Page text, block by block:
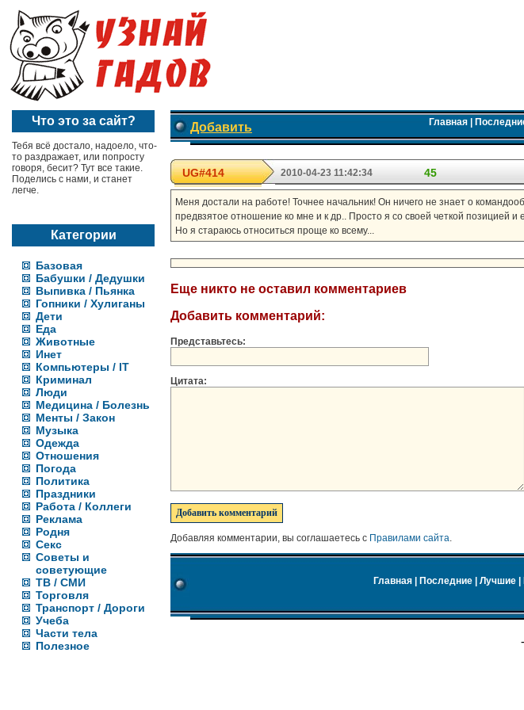
Что это за сайт?
Тебя всё достало, надоело, что-
то раздражает, или попросту
говоря, бесит? Тут все такие.
Поделись с нами, и станет
легче.
Категории
Базовая
Бабушки / Дедушки
Выпивка / Пьянка
Гопники / Хулиганы
Дети
Еда
Животные
Инет
Компьютеры / IT
Криминал
Люди
Медицина / Болезнь
Менты / Закон
Музыка
Одежда
Отношения
Погода
Политика
Праздники
Работа / Коллеги
Реклама
Родня
Секс
Советы и
советующие
ТВ / СМИ
Торговля
Транспорт / Дороги
Учеба
Части тела
Полезное
Добавить Главная|
UG#414 2010-04-23 11:42:34 45
Меня достали на работе! Точнее начальник! Он ничего не знает о
предвзятое отношение ко мне и к др.. Просто я со своей четкой позицией и
Но я стараюсь относиться проще ко всему...
Еще никто не оставил комментариев
Добавить комментарий:
Представьтесь:
Цитата:
Добавляя комментарии, вы соглашаетесь с Правилами сайта.
Главная Последние Лучшие